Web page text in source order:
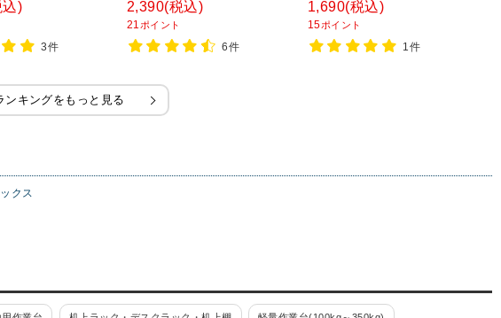
ックフタ付 トラス
込)
3件
収納ボックス コンテナボックス
トラスコ中山 (TRUSCO)
2,390(税込)
21 ポイント
6件
コン 箱 40L 透明 トラスコ中山
(TRUSCO) / 344-9483
1,690(税込)
15ポイント
1件
ンキングをもっと見る
クス